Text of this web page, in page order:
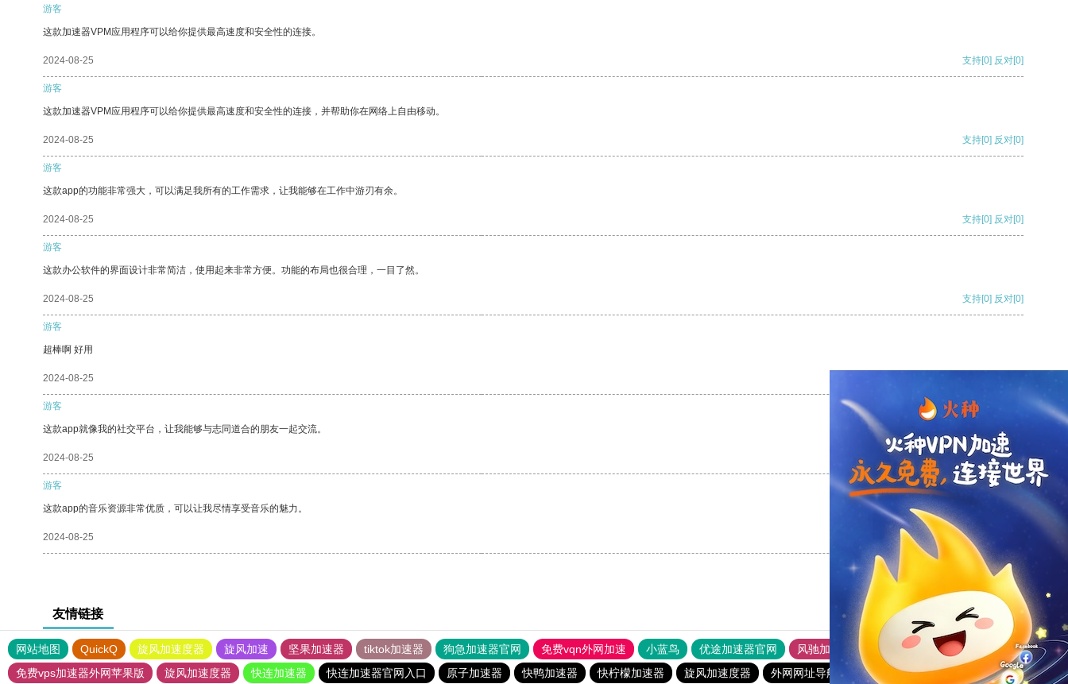
游客
这款加速器VPM应用程序可以给你提供最高速度和安全性的连接。
2024-08-25 支持[0] 反对[0]
游客
这款加速器VPM应用程序可以给你提供最高速度和安全性的连接，并帮助你在网络上自由移动。
2024-08-25 支持[0] 反对[0]
游客
这款app的功能非常强大，可以满足我所有的工作需求，让我能够在工作中游刃有余。
2024-08-25 支持[0] 反对[0]
游客
这款办公软件的界面设计非常简洁，使用起来非常方便。功能的布局也很合理，一目了然。
2024-08-25 支持[0] 反对[0]
游客
超棒啊 好用
2024-08-25
游客
这款app就像我的社交平台，让我能够与志同道合的朋友一起交流。
2024-08-25 支持 [0] 反对 [0]
游客
这款app的音乐资源非常优质，可以让我尽情享受音乐的魅力。
2024-08-25 支持
友情链接
网站地图 QuickQ 旋风加速度器 旋风加速 坚果加速器 tiktok加速器 狗急加速器官网 免费vqn外网加速 小蓝鸟 优途加速器官网 风驰加速器
旋风加速器
免费vps加速器外网苹果版
旋风加速度器 快连加速器 快连加速器官网入口 原子加速器 快鸭加速器 快柠檬加速器 旋风加速度器 外网网址导航 软件中心 雷霆加速 狂飙加速器